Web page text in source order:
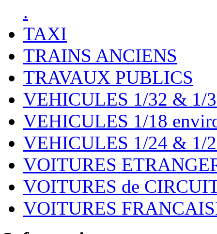
.
TAXI
TRAINS ANCIENS
TRAVAUX PUBLICS
VEHICULES 1/32 & 1/
VEHICULES 1/18
VEHICULES 1/24 & 1/
VOITURES
VOITURES de
VOITURES